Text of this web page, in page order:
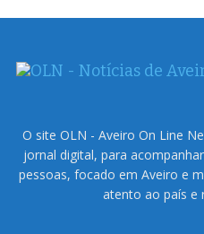
O site OLN - Aveiro On Line
jornal digital, para
pessoas, focado em Aveiro e
atento ao país e